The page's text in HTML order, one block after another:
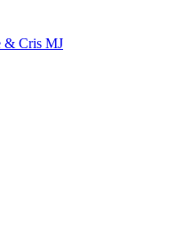
& Cris MJ